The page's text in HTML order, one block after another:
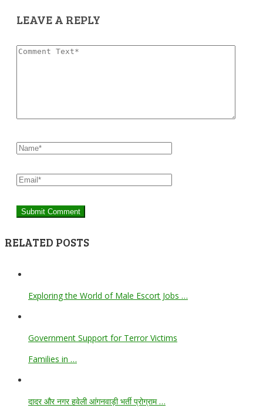
LEAVE A REPLY
RELATED POSTS
Exploring the World of Male Escort Jobs …
Government Support for Terror Victims
Families in …
दादर और नगर हवेली आंगनवाड़ी भर्ती प्रोग्राम …